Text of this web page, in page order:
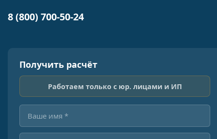
8 (800) 700-50-24
Получить расчёт
Работаем только с юр. лицами и ИП